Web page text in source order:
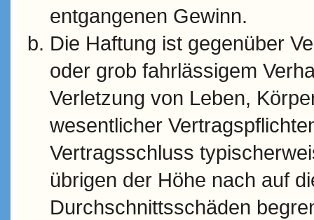
entgangenen Gewinn.
Die Haftung ist gegenüber
oder grob fahrlässigem
Verletzung von Leben,
wesentlicher
Vertragsschluss
übrigen der Höhe nach auf
Durchschnittsschäden